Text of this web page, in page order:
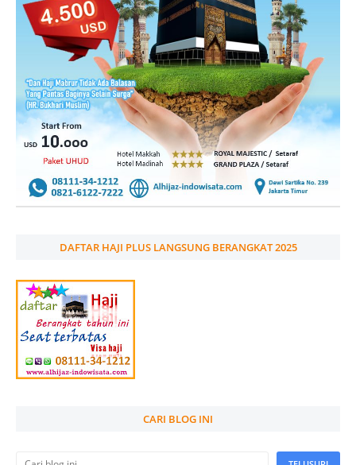
DAFTAR HAJI PLUS LANGSUNG BERANGKAT 2025
CARI BLOG INI